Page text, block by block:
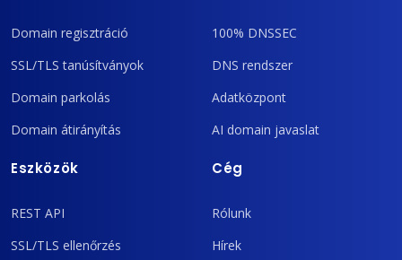
Domain regisztráció
SSL/TLS tanúsítványok
Domain parkolás
Domain átirányítás
100% DNSSEC
DNS rendszer
Adatközpont
AI domain javaslat
Eszközök
REST API
SSL/TLS ellenőrzés
Cég
Rólunk
Hírek